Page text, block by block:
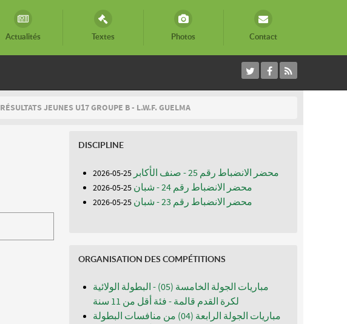
Actualités Textes Photos Contact
RÉSULTATS JEUNES U17 GROUPE B - L.W.F. GUELMA
DISCIPLINE
محضر الانضباط رقم 25 - صنف الأكابر 25-05-2026
محضر الانضباط رقم 24 - شبان 25-05-2026
محضر الانضباط رقم 23 - شبان 25-05-2026
ORGANISATION DES COMPÉTITIONS
مباريات الجولة الخامسة (05) - البطولة الولائية
لكرة القدم قالمة - فئة أقل من 11 سنة
مباريات الجولة الرابعة (04) من منافسات البطولة